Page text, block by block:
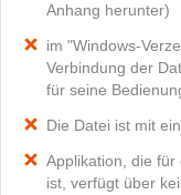
Anhang herunter)
im "Windows-
Verbindung der
für seine
Die Datei ist mit
Applikation, die für
ist, verfügt über